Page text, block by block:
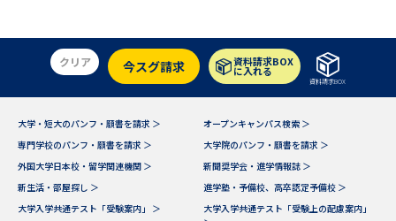
新生活お役立ちガイド
大学で学びたい学問発見
クリア 今スグ請求 資料請求BOX
に入れる
資料請求BOX
大学・短大のパンフ・願書を請求 ＞
オープンキャンパス検索 ＞
専門学校のパンフ・願書を請求 ＞
大学院のパンフ・願書を請求 ＞
外国大学日本校・留学関連機関 ＞
新聞奨学会・進学情報誌 ＞
新生活・部屋探し ＞
進学塾・予備校、高卒認定予備校 ＞
大学入学共通テスト「受験案内」 ＞
大学入学共通テスト「受験上の配慮案内」